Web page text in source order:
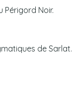
Périgord Noir.
de Sarlat.